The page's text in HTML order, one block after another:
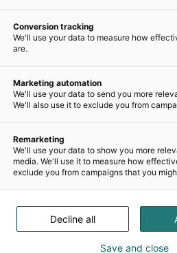
tehdasinvestointinsa ja
ratkaisut FinnBuild-messuilla
Conversion tracking
We'll use your data to measure how
are.
Marketing automation
We'll use your data to send you more
We'll also use it to exclude you from
Remarketing
We'll use your data to show you more
media. We'll use it to measure how
exclude you from campaigns that you
Decline all
Save and close